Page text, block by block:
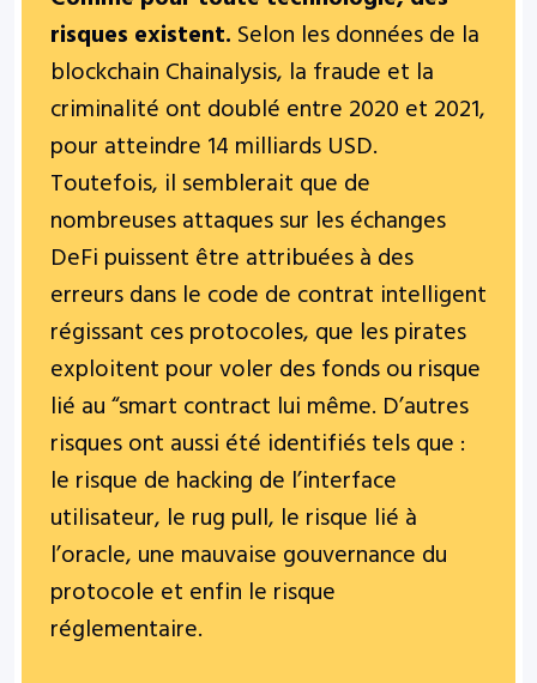
risques existent.Selon les données de la
blockchain Chainalysis, la fraude et la
criminalité ont doubléentre 2020 et 2021,
pour atteindre 14 milliards USD.
Toutefois, il semblerait que de
nombreuses attaques sur les échanges
DeFi puissent être attribuées à des
erreurs dans le code de contrat intelligent
régissant ces protocoles, que les pirates
exploitent pour voler des fonds ou risque
lié au “smart contract lui même. D’autres
risques ont aussi été identifiés tels que :
le risque de hacking de l’interface
utilisateur, le rug pull, le risque lié à
l’oracle, une mauvaise gouvernance du
protocole et enfin le risque
réglementaire.